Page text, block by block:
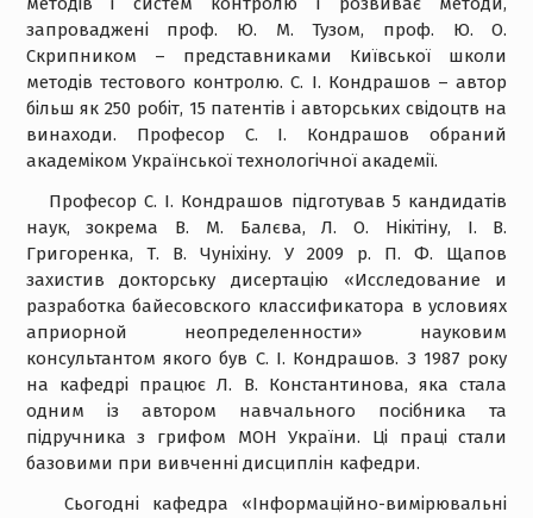
запроваджені проф. Ю. М. Тузом, проф. Ю. О.
Скрипником – представниками Київської школи
методів тестового контролю. С. І. Кондрашов – автор
більш як 250 робіт, 15 патентів і авторських свідоцтв на
винаходи. Професор С. І. Кондрашов обраний
академіком Української технологічної академії.
Професор С. І. Кондрашов підготував 5 кандидатів
наук, зокрема В. М. Балєва, Л. О. Нікітіну, І. В.
Григоренка, Т. В. Чуніхіну. У 2009 р. П. Ф. Щапов
захистив докторську дисертацію «Исследование и
разработка байесовского классификатора в условиях
априорной неопределенности» науковим
консультантом якого був С. І. Кондрашов. З 1987 року
на кафедрі працює Л. В. Константинова, яка стала
одним із автором навчального посібника та
підручника з грифом МОН України. Ці праці стали
базовими при вивченні дисциплін кафедри.
Сьогодні кафедра «Інформаційно-вимірювальні